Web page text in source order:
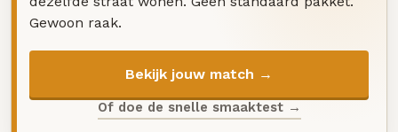
Gewoon raak.
Bekijk jouw match →
Of doe de snelle smaaktest →